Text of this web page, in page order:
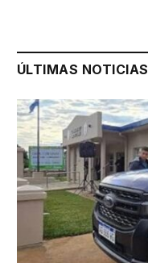
ÚLTIMAS NOTICIAS